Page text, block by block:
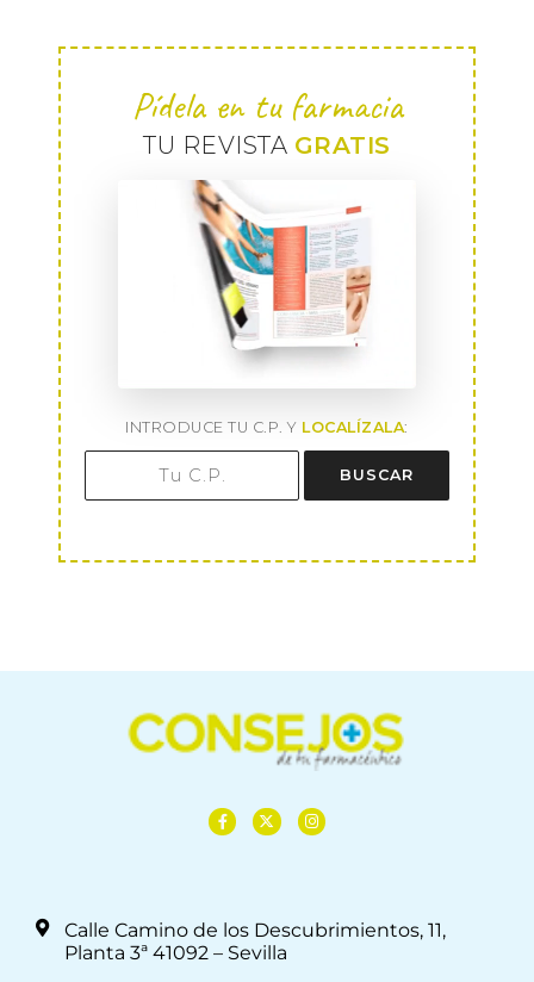
Pídela en tu farmacia
TU REVISTA GRATIS
INTRODUCE TU C.P. Y LOCALÍZALA:
BUSCAR
Calle Camino de los Descubrimientos, 11,
Planta 3ª 41092 – Sevilla